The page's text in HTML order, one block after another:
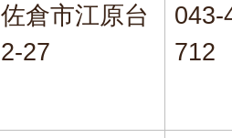
佐倉市江原台
2-27
043-
712